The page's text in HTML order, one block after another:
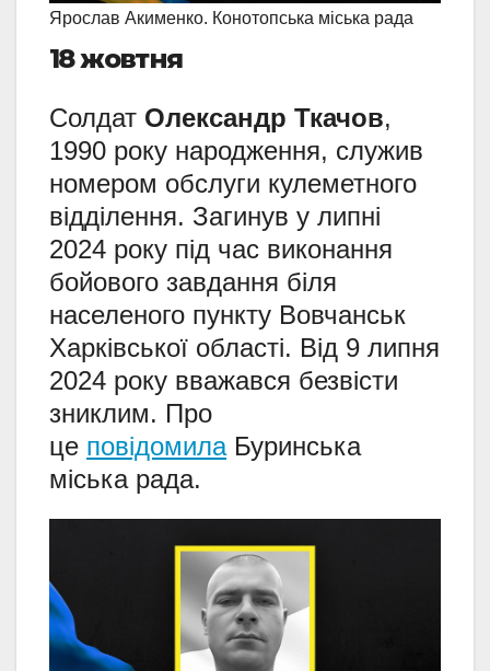
Ярослав Акименко. Конотопська міська рада
18 жовтня
Солдат Олександр Ткачов,
1990 року народження, служив
номером обслуги кулеметного
відділення. Загинув у липні
2024 року під час виконання
бойового завдання біля
населеного пункту Вовчанськ
Харківської області. Від 9 липня
2024 року вважався безвісти
зниклим. Про
це повідомилаБуринська
міська рада.